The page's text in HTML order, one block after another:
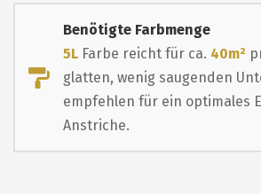
Benötigte Farbmenge
5L Farbe reicht für ca. 40m²
glatten, wenig saugenden
empfehlen für ein optimales
Anstriche.